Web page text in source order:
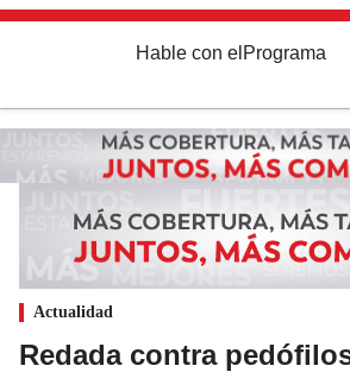
Hable con el Programa
Actualidad
Redada contra